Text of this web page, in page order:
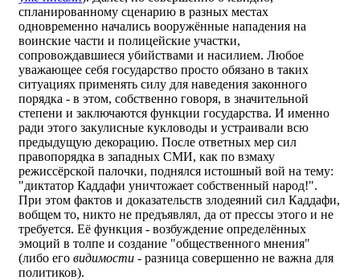
спланированному сценарию в разных местах
одновременно начались вооружённые нападения на
воинские части и полицейские участки,
сопровождавшиеся убийствами и насилием. Любое
уважающее себя государство просто обязано в таких
ситуациях применять силу для наведения законного
порядка - в этом, собственно говоря, в значительной
степени и заключаются функции государства. И именно
ради этого закулисные кукловоды и устраивали всю
предыдущую декорацию. После ответных мер сил
правопорядка в западных СМИ, как по взмаху
режиссёрской палочки, поднялся истошный вой на тему:
"диктатор Каддафи уничтожает собственный народ!".
При этом фактов и доказательств злодеяний сил Каддафи,
вобщем то, никто не предъявлял, да от прессы этого и не
требуется. Её функция - возбуждение определённых
эмоций в толпе и создание "общественного мнения"
(либо его видимости - разница совершенно не важна для
политиков).